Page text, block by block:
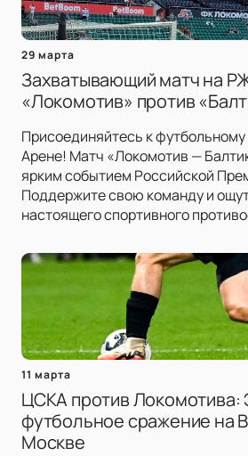
29 марта
Захватывающий матч на
«Локомотив» против
Присоединяйтесь к
Арене! Матч «Локомотив —
ярким событием Российской
Поддержите свою команду и
настоящего спортивного
11 марта
ЦСКА против Локомотива:
футбольное сражение на
Москве